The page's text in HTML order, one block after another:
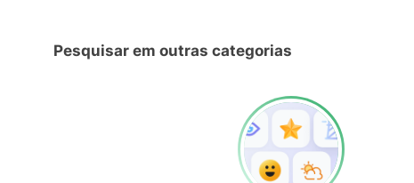
Pesquisar em outras categorias